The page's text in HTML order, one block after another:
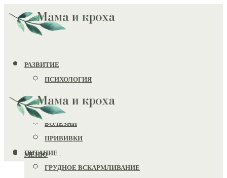
РАЗВИТИЕ
ПСИХОЛОГИЯ
ИГРУШКИ
ЗДОРОВЬЕ
БОЛЕЗНИ
ПРИВИВКИ
ПИТАНИЕ
ГРУДНОЕ ВСКАРМЛИВАНИЕ
МЕНЮ